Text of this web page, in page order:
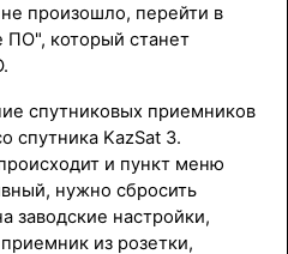
произошло, перейти в
который станет
спутниковых приемников
спутника KazSat 3.
и пункт меню
нужно сбросить
заводские настройки,
из розетки,